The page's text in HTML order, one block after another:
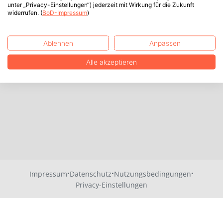
Impressum·Datenschutz·Nutzungsbedingungen·
Privacy-Einstellungen
unter „Privacy-Einstellungen“) jederzeit mit Wirkung für die Zukunft
widerrufen. (BoD-Impressum)
Ablehnen Anpassen
Alle akzeptieren